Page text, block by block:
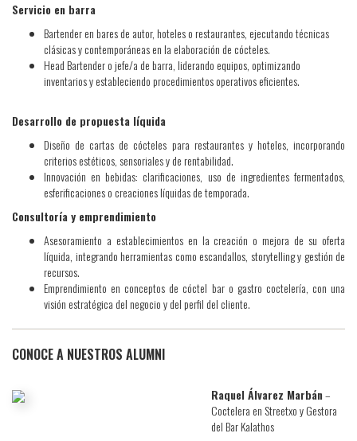
Servicio en barra
Bartender en bares de autor, hoteles o restaurantes, ejecutando técnicas
clásicas y contemporáneas en la elaboración de cócteles.
Head Bartender o jefe/a de barra, liderando equipos, optimizando
inventarios y estableciendo procedimientos operativos eficientes.
Desarrollo de propuesta líquida
Diseño de cartas de cócteles para restaurantes y hoteles, incorporando
criterios estéticos, sensoriales y de rentabilidad.
Innovación en bebidas: clarificaciones, uso de ingredientes fermentados,
esferificaciones o creaciones líquidas de temporada.
Consultoría y emprendimiento
Asesoramiento a establecimientos en la creación o mejora de su oferta
líquida, integrando herramientas como escandallos, storytelling y gestión de
recursos.
Emprendimiento en conceptos de cóctel bar o gastro coctelería, con una
visión estratégica del negocio y del perfil del cliente.
CONOCE A NUESTROS ALUMNI
Raquel Álvarez Marbán–
Coctelera en Streetxo y Gestora
del Bar Kalathos